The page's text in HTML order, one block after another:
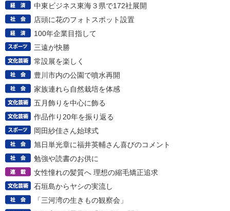
中東ビジネス東海３県で172社展開
店頭に花のフォトスポット設置
100年企業目指して
三遠が快勝
常設展を楽しく
豊川市内の公園で噴水再開
家族連れら自然栽培を体感
五月飾りを中心に飾る
作品作り20年を振り返る
岡田紗佳さん始球式
旭日単光章に福井英輔さん喜びのコメント
勉強や読書のお供に
女性憧れの髪質へ 理想の縮毛矯正追求
石垣島からヤシの実流し
「三河湾の生きもの観察会」